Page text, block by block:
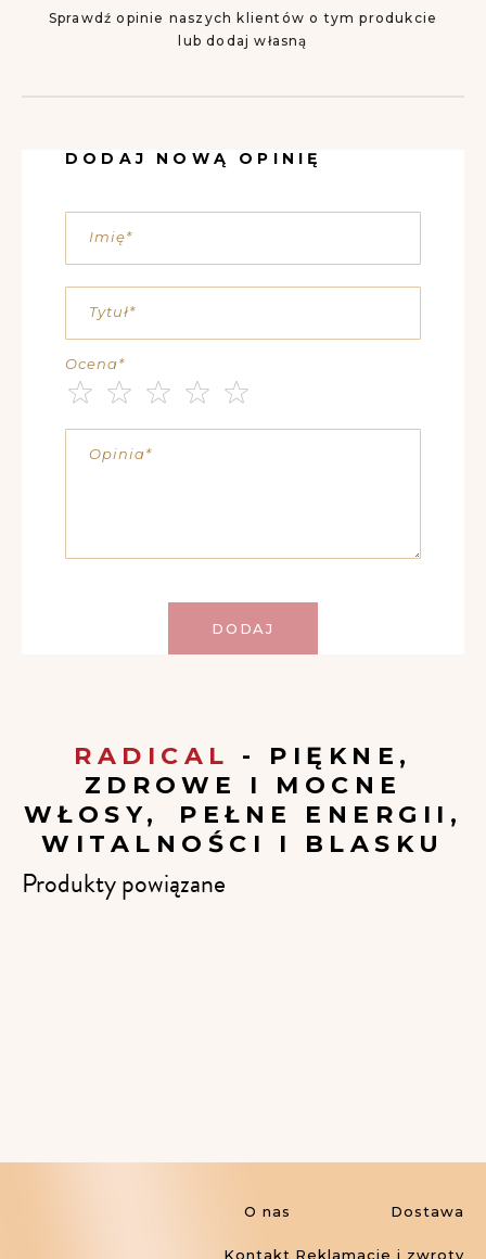
Sprawdź opinie naszych klientów o tym produkcie
lub dodaj własną
DODAJ NOWĄ OPINIĘ
Imię
Tytuł
Ocena
Opinia
DODAJ
RADICAL - PIĘKNE,
ZDROWE I MOCNE
WŁOSY, PEŁNE ENERGII,
WITALNOŚCI I BLASKU
Produkty powiązane
O nas
Kontakt
Dostawa
Reklamacje i zwroty